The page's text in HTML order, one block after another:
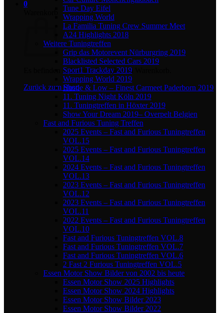
0
Es befinden sich keine Produkte im Warenkorb.
Zurück zum Shop
Tune Day Eifel
Wrapping World
La Familia Tuning Crew Summer Meet
A24 Highlights 2018
Weitere Tuningtreffen
Grip das Motorevent Nürburgring 2019
Blacklisted Selected Cars 2019
Sport1 Trackday 2019
Wrapping World 2019
Hustle & Low – Finest Carmeet Paderborn 2019
11. Tuning Night Köln 2019
11. Tuningtreffen in Höxter 2019
Show Your Dream 2019– Overpelt Belgien
Fast and Furious Tuning Treffen
2025 Events – Fast and Furious Tuningtreffen
VOL.15
2025 Events – Fast and Furious Tuningtreffen
VOL.14
2024 Events – Fast and Furious Tuningtreffen
VOL.13
2023 Events – Fast and Furious Tuningtreffen
VOL.12
2023 Events – Fast and Furious Tuningtreffen
VOL.11
2022 Events – Fast and Furious Tuningtreffen
VOL.10
Fast and Furious Tuningtreffen VOL.8
Fast and Furious Tuningtreffen VOL.7
Fast and Furious Tuningtreffen VOL.6
2 Fast 2 Furious Tuningtreffen VOL.5
Essen Motor Show Bilder von 2002 bis heute
Essen Motor Show 2025 Highlights
Essen Motor Show 2024 Highlights
Essen Motor Show Bilder 2023
Essen Motor Show Bilder 2022